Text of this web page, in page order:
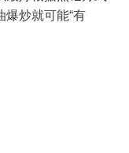
爆炒就可能“有